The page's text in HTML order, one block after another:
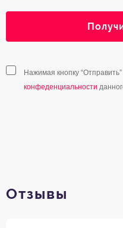
Нажимая кнопку
конфеденциальности
Отзывы